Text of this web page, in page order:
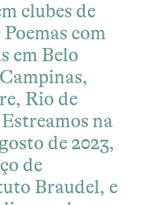
clubes de
com
em Belo
Rio de
na
de 2023,
de
Braudel, e